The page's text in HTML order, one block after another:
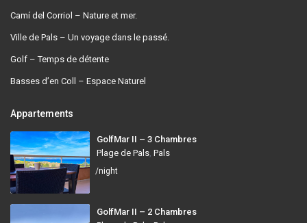
Camí del Corriol – Nature et mer.
Ville de Pals – Un voyage dans le passé.
Golf – Temps de détente
Basses d’en Coll – Espace Naturel
Appartements
GolfMar II – 3 Chambres
Plage de Pals, Pals
/night
GolfMar II – 2 Chambres